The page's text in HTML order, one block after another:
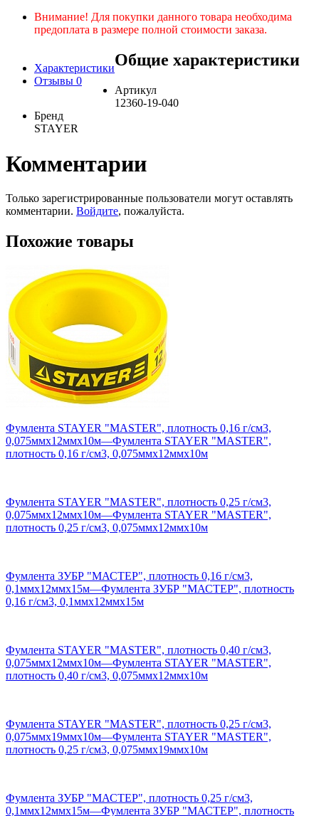
Внимание! Для покупки данного товара необходима
предоплата в размере полной стоимости заказа.
Характеристики
Отзывы 0
Общие характеристики
Артикул
12360-19-040
Бренд
STAYER
Комментарии
Только зарегистрированные пользователи могут оставлять
комментарии. Войдите, пожалуйста.
Похожие товары
Фумлента STAYER "MASTER", плотность 0,16 г/см3,
0,075ммх12ммх10м—Фумлента STAYER "MASTER",
плотность 0,16 г/см3, 0,075ммх12ммх10м
Фумлента STAYER "MASTER", плотность 0,25 г/см3,
0,075ммх12ммх10м—Фумлента STAYER "MASTER",
плотность 0,25 г/см3, 0,075ммх12ммх10м
Фумлента ЗУБР "МАСТЕР", плотность 0,16 г/см3,
0,1ммх12ммх15м—Фумлента ЗУБР "МАСТЕР", плотность
0,16 г/см3, 0,1ммх12ммх15м
Фумлента STAYER "MASTER", плотность 0,40 г/см3,
0,075ммх12ммх10м—Фумлента STAYER "MASTER",
плотность 0,40 г/см3, 0,075ммх12ммх10м
Фумлента STAYER "MASTER", плотность 0,25 г/см3,
0,075ммх19ммх10м—Фумлента STAYER "MASTER",
плотность 0,25 г/см3, 0,075ммх19ммх10м
Фумлента ЗУБР "МАСТЕР", плотность 0,25 г/см3,
0,1ммх12ммх15м—Фумлента ЗУБР "МАСТЕР", плотность